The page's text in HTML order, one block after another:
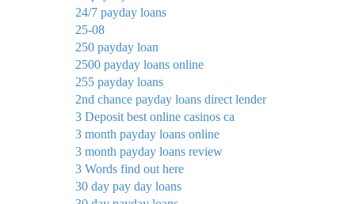
24/7 payday loans
25-08
250 payday loan
2500 payday loans online
255 payday loans
2nd chance payday loans direct lender
3 Deposit best online casinos ca
3 month payday loans online
3 month payday loans review
3 Words find out here
30 day pay day loans